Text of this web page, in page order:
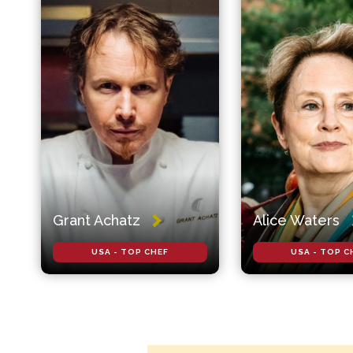
Grant Achatz
USA - TOP CHEF
Alice Waters
USA - TOP